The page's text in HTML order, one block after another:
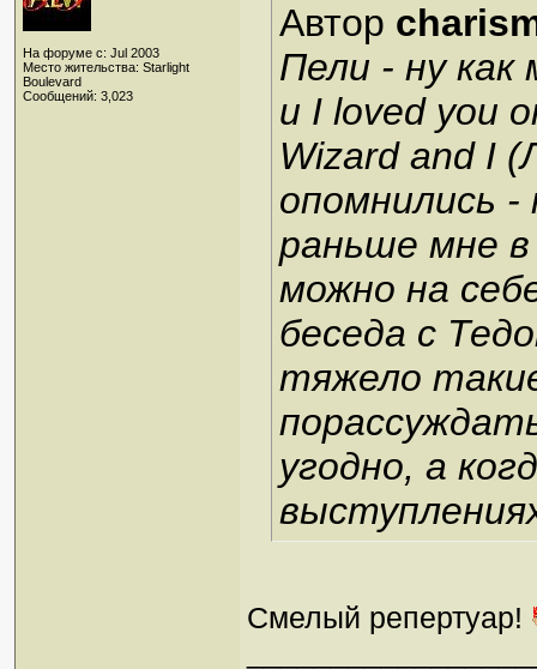
На форуме с: Jul 2003
Место жительства: Starlight
Boulevard
Сообщений: 3,023
Автор
Пели - ну как
и I loved you
Wizard and I
опомнились
раньше мне в
можно на
беседа с
тяжело
угодно, а
Смелый репертуар!